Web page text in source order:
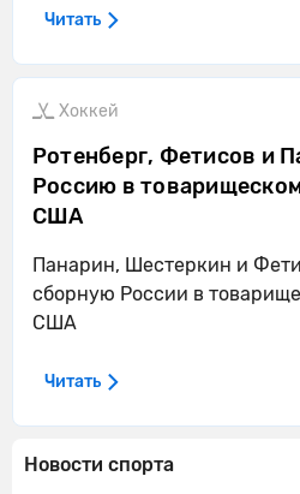
Новости спорта
Читать
Хоккей
Ротенберг, Фетисов и
Россию в
США
Панарин, Шестеркин и
сборную России в
США
Читать